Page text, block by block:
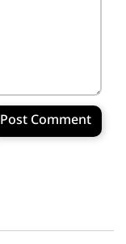
Post Comment